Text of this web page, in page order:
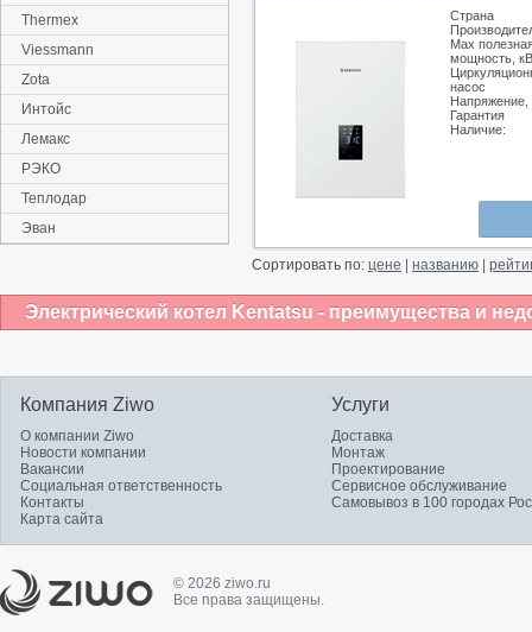
Страна
Max
мощность,
насос
Напряжение,
Гарантия
Наличие:
Сортировать по: цене названию
Thermex
Viessmann
Zota
Интойс
Лемакс
РЭКО
Теплодар
Эван
Электрический котел Kentatsu - преимущества и
Компания Ziwo
О компании Ziwo
Новости компании
Вакансии
Социальная ответственность
Контакты
Карта сайта
Услуги
Доставка
Монтаж
Проектирование
Сервисное обслуживание
Самовывоз в 100 городах
© 2026 ziwo.ru
Все права защищены.